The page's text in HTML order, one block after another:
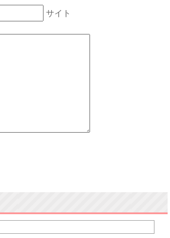
サイト